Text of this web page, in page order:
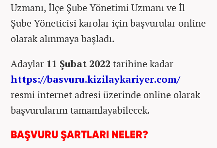
Uzmanı, İlçe Şube Yönetimi Uzmanı ve İl
Şube Yöneticisikarolar için başvurular online
olarak alınmaya başladı.
Adaylar 11 Şubat 2022 tarihine kadar
https://basvuru.kizilaykariyer.com/
resmi internet adresi üzerinde online olarak
başvurularını tamamlayabilecek.
BAŞVURU ŞARTLARI NELER?